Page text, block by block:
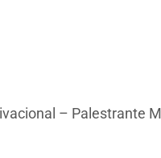
– Palestrante